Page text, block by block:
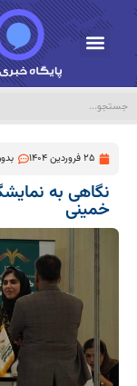
25 فروردین 1404
نگاهی به
خمینی